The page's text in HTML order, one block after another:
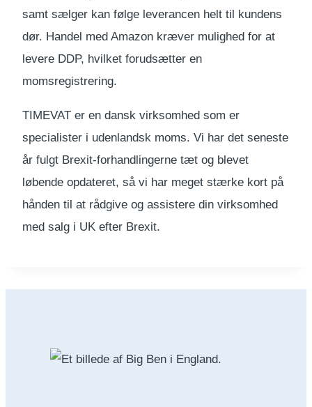
samt sælger kan følge leverancen helt til kundens
dør. Handel med Amazon kræver mulighed for at
levere DDP, hvilket forudsætter en
momsregistrering.
TIMEVAT er en dansk virksomhed som er
specialister i udenlandsk moms. Vi har det seneste
år fulgt Brexit-forhandlingerne tæt og blevet
løbende opdateret, så vi har meget stærke kort på
hånden til at rådgive og assistere din virksomhed
med salg i UK efter Brexit.